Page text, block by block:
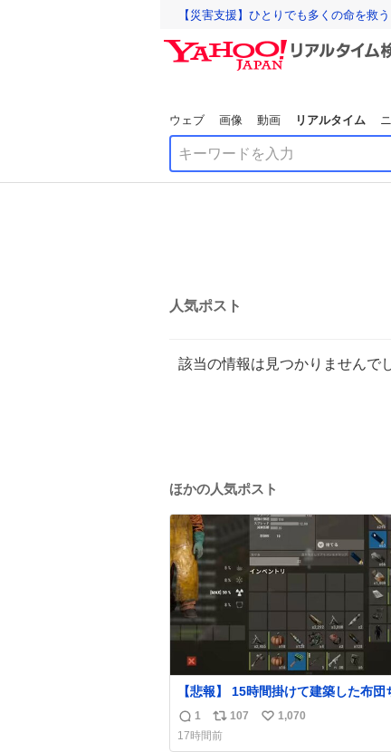
【災害支援】ひとりでも多くの命を救
ウェブ 画像 動画 リアルタイム
人気ポスト
該当の情報は見つかりませんで
ほかの人気ポスト
【悲報】 15時間掛けて建築した布団
拠点、ボマー集団の突撃により一瞬に
壊
返
信
1
リ
ポ
107
い
1,070
17時間前